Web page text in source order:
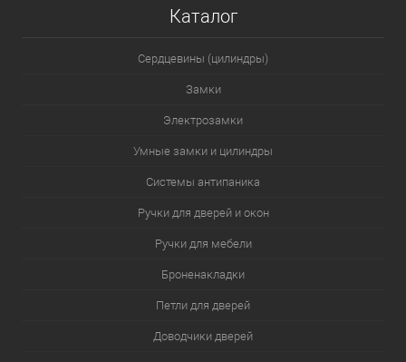
Каталог
Сердцевины (цилиндры)
Замки
Электрозамки
Умные замки и цилиндры
Системы антипаника
Ручки для дверей и окон
Ручки для мебели
Броненакладки
Петли для дверей
Доводчики дверей